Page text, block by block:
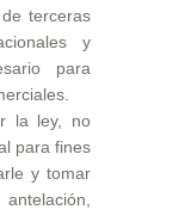
terceras
y
para
la ley, no
para fines
y tomar